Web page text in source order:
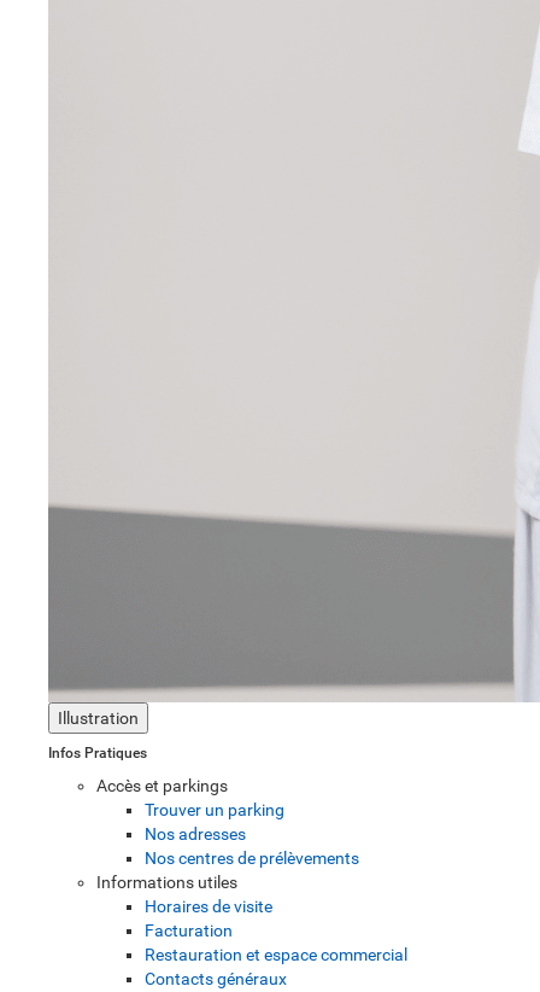
Illustration
Infos Pratiques
Accès et parkings
Trouver un parking
Nos adresses
Nos centres de prélèvements
Informations utiles
Horaires de visite
Facturation
Restauration et espace commercial
Contacts généraux